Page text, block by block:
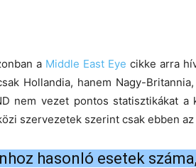
a Middle East Eye cikke arra
Hollandia, hanem Nagy-
nem vezet pontos statisztikákat a
szervezetek szerint csak ebben
hasonló esetek száma,